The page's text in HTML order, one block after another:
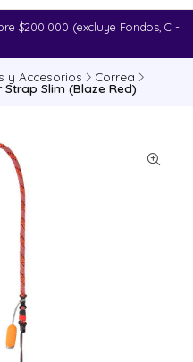
$200.000 (excluye Fondos, C -
y Accesorios Correa
Strap Slim (Blaze Red)